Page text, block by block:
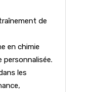
de
en chimie
personnalisée.
les